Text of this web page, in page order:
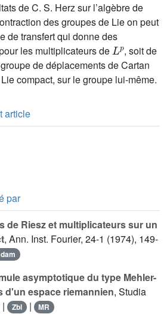
de C. S. Herz sur l’algèbre de
des groupes de Lie on peut
de transfert qui donne des
les multiplicateurs de
L
, soit de
de déplacements de Cartan
compact, sur le groupe lui-même.
article
par
de Riesz et multiplicateurs sur un
, Ann. Inst. Fourier, 24-1 (1974), 149-
asymptotique du type Mehler-
d'un espace riemannien, Studia
Zbl | MR